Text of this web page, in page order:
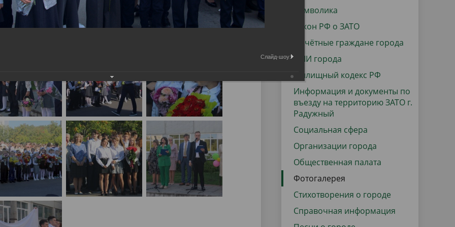
Технопарковая зона
Городская среда
проекты Реализация Национальных проектов
закупки Муниципальный контроль
Региональный контроль
Поддержка малого и среднего
предпринимательства
Символика
Закон РФ о ЗАТО
Почётные граждане города
СМИ города
Жилищный кодекс РФ
Информация и документы по
въезду на территорию ЗАТО г.
Радужный
Социальная сфера
Организации города
Общественная палата
Фотогалерея
Стихотворения о городе
Справочная информация
Слайд-шоу: